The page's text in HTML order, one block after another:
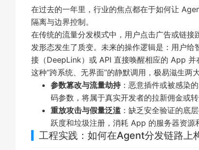
在过去的一年里，行业的焦点都在于如何让
隔离与边界控制。
在传统的流量分发模式中，用户点击广告或链
发形态发生了质变。未来的操作逻辑是：用户
接（DeepLink）或 API 直接唤醒相应的 App 并
这种“跨系统、无界面”的静默调用，极易滋生两
参数篡改与流量劫持：恶意插件或被感染
码参数，将属于真实开发者的拉新佣金或转
重放攻击与假量泛滥 ：缺乏安全验证的底
跃度和垃圾注册，消耗 App 的服务器资源
工程实践：如何在Agent分发链路上